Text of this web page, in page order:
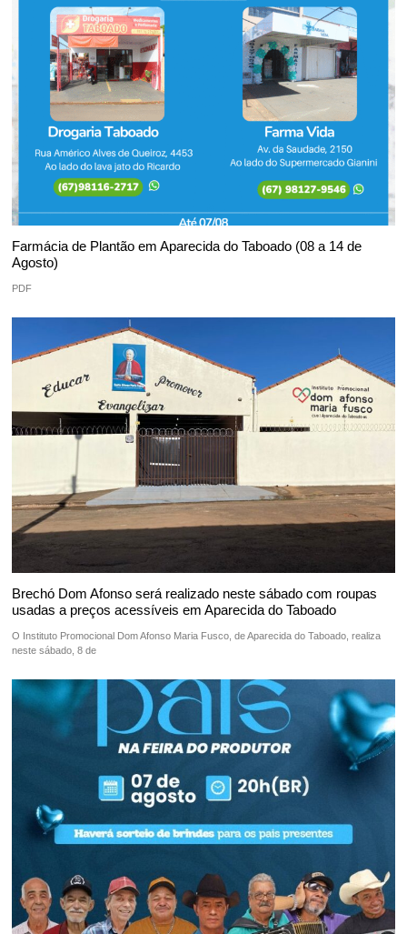
Farmácia de Plantão em Aparecida do Taboado (08 a 14 de
Agosto)
PDF
Brechó Dom Afonso será realizado neste sábado com roupas
usadas a preços acessíveis em Aparecida do Taboado
O Instituto Promocional Dom Afonso Maria Fusco, de Aparecida do Taboado, realiza
neste sábado, 8 de